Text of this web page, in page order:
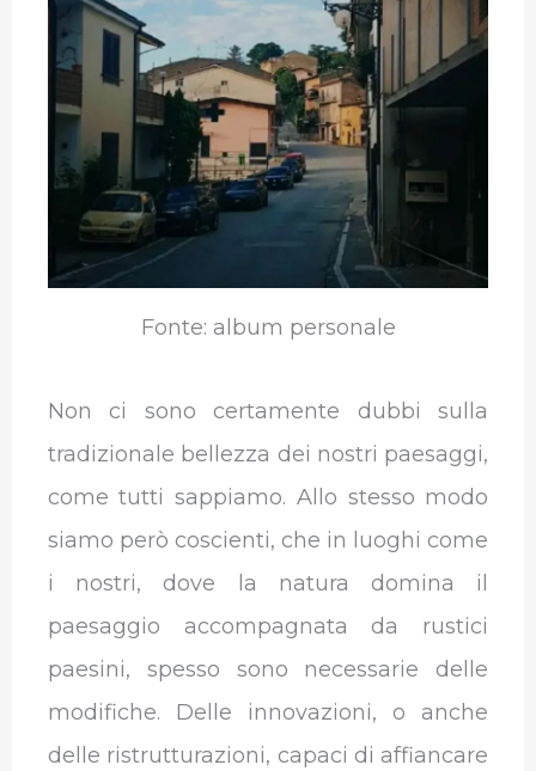
b
o
t
e
r
d
I
n
A
p
p
r
a
m
l
r
Fonte: album personale
Non ci sono certamente dubbi sulla
tradizionale bellezza dei nostri paesaggi,
come tutti sappiamo. Allo stesso modo
siamo però coscienti, che in luoghi come
i nostri, dove la natura domina il
paesaggio accompagnata da rustici
paesini, spesso sono necessarie delle
modifiche. Delle innovazioni, o anche
delle ristrutturazioni, capaci di affiancare